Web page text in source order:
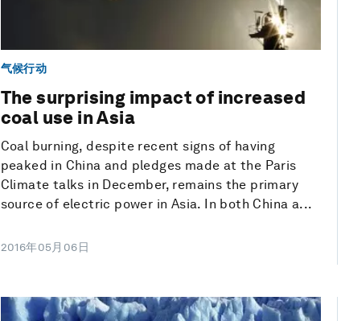
气候行动
The surprising impact of increased
coal use in Asia
Coal burning, despite recent signs of having
peaked in China and pledges made at the Paris
Climate talks in December, remains the primary
source of electric power in Asia. In both China a...
2016年05月06日